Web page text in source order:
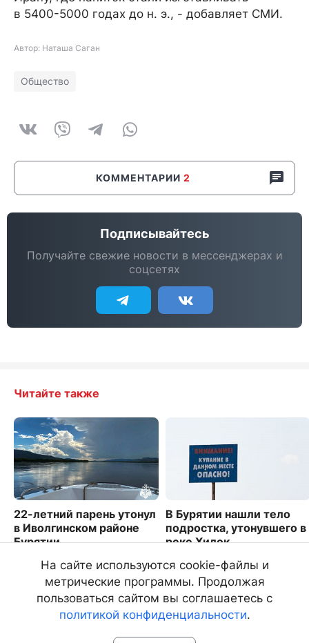
в 5400-5000 годах до н. э., - добавляет СМИ.
Автор: Наташа Саган
Общество
КОММЕНТАРИИ 2
Подписывайтесь
Получайте свежие новости в мессенджерах и
соцсетях
Читайте также
22-летний парень утонул
в Иволгинском районе
Бурятии
2178
В Бурятии нашли тело
подростка, утонувшего в
реке Хилок
5181
На сайте используются cookie-файлы и
метрические программы. Продолжая
пользоваться сайтом вы соглашаетесь с
политикой конфиденциальности.